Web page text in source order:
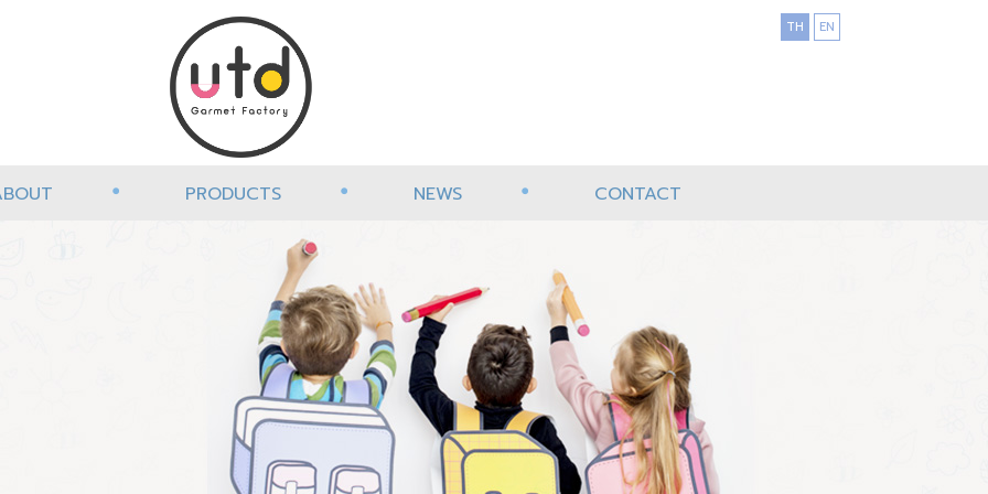
TH EN
PRODUCTS NEWS CONTACT